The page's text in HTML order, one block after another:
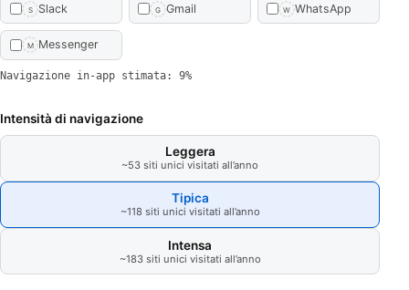
S Slack G Gmail W WhatsApp
M Messenger
Navigazione in-app stimata: 9%
Intensità di navigazione
Leggera
~53 siti unici visitati all’anno
Tipica
~118 siti unici visitati all’anno
Intensa
~183 siti unici visitati all’anno